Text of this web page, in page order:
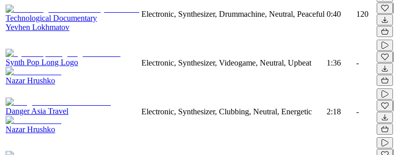
Technological Documentary
Yevhen Lokhmatov
Electronic, Synthesizer, Drummachine, Neutral, Peaceful 0:40 120
Synth Pop Long Logo
Nazar Hrushko
Electronic, Synthesizer, Videogame, Neutral, Upbeat 1:36 -
Danger Asia Travel
Nazar Hrushko
Electronic, Synthesizer, Clubbing, Neutral, Energetic 2:18 -